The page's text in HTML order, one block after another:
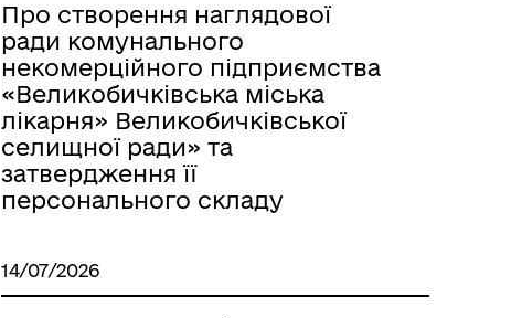
Про створення наглядової
ради комунального
некомерційного підприємства
«Великобичківська міська
лікарня» Великобичківської
селищної ради» та
затвердження її
персонального складу
14/07/2026